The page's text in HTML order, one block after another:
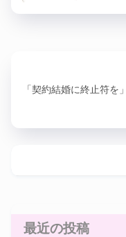
「契約結婚に終止符を
最近の投稿